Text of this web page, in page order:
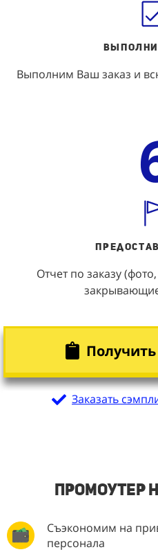
Выполним Ваш заказ и
Отчет по заказу
Заказать
Промоутер
Съэкономим на
персонала